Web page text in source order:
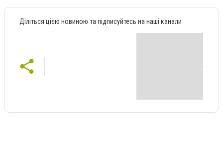
Діліться цією новиною та підписуйтесь на наші канали